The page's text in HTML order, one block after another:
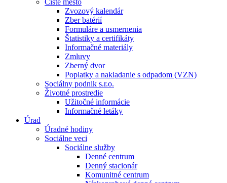
Čisté mesto
Zvozový kalendár
Zber batérií
Formuláre a usmernenia
Štatistiky a certifikáty
Informačné materiály
Zmluvy
Zberný dvor
Poplatky a nakladanie s odpadom (VZN)
Sociálny podnik s.r.o.
Životné prostredie
Užitočné informácie
Informačné letáky
Úrad
Úradné hodiny
Sociálne veci
Sociálne služby
Denné centrum
Denný stacionár
Komunitné centrum